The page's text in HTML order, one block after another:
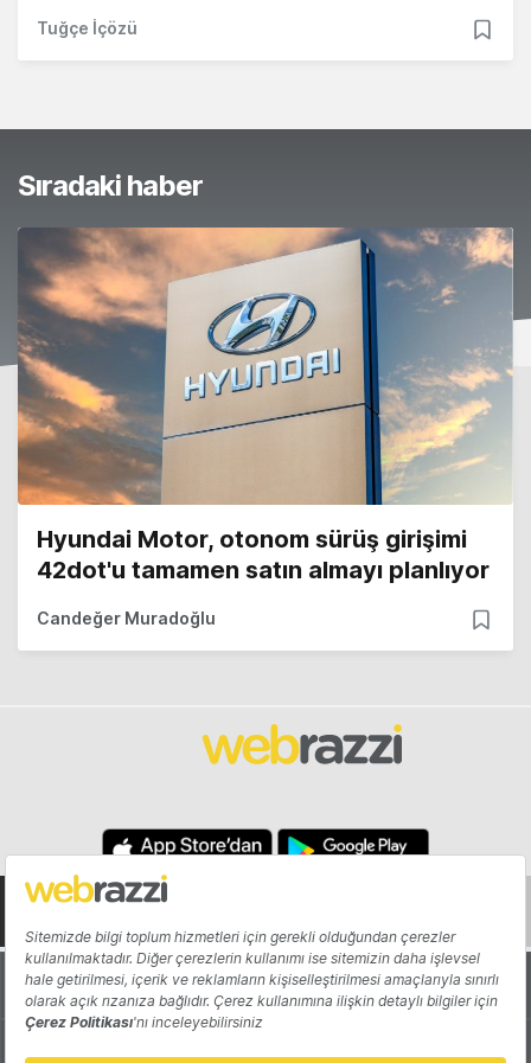
Tuğçe İçözü
Sıradaki haber
Hyundai Motor, otonom sürüş girişimi
42dot'u tamamen satın almayı planlıyor
Candeğer Muradoğlu
Hakkında Yazarlar
Katkıda Bulun Reklam